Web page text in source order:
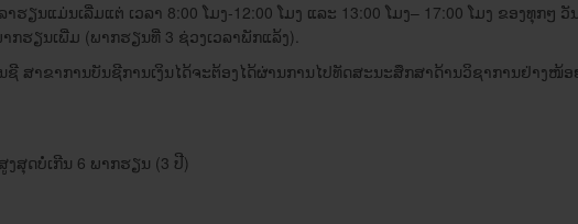
ຽນ​ແມ່ນ​ເລີ່​ມ​ແຕ່ ເວລາ 8:00 ​ໂມງ-12:00 ​ໂມງ ​ແລະ 13:00 ​ໂມ​ງ– 17:00 ​ໂມງ ຂອງ​ທຸກໆ ວັ
ຮຽນ​ເພີ່ມ (ພາກຮຽນ​ທີ່ 3 ຊ່ວງ​ເວລາພັກ​ແລ້ງ).
າຂາ​ການ​ບັນຊີ​ການ​ເງິນ​ໄດ້ຈະ​ຕ້ອງ​ໄດ້​ຜ່ານ​ການ​ໄປ​ທັດສະນະ​ສຶກສາ​ດ້ານ​ວິຊາ​ການ​ຢ່າງໜ້
ສຸດ​ບໍ່​ເກີນ 6 ພາກຮຽນ (3 ປີ)